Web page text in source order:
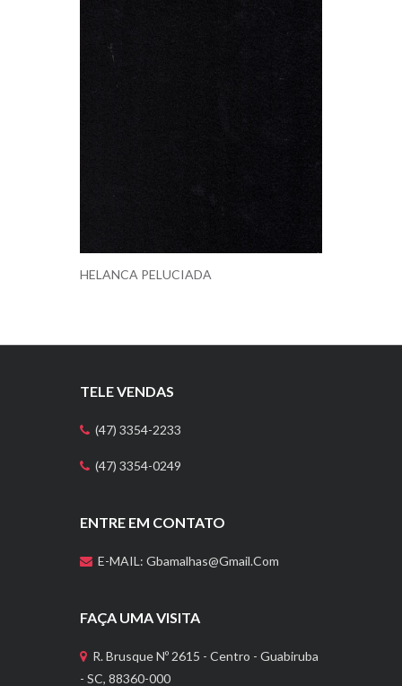
HELANCA PELUCIADA
TELE VENDAS
(47) 3354-2233
(47) 3354-0249
ENTRE EM CONTATO
E-MAIL: Gbamalhas@gmail.com
FAÇA UMA VISITA
R. Brusque Nº 2615 - Centro - Guabiruba
- SC, 88360-000